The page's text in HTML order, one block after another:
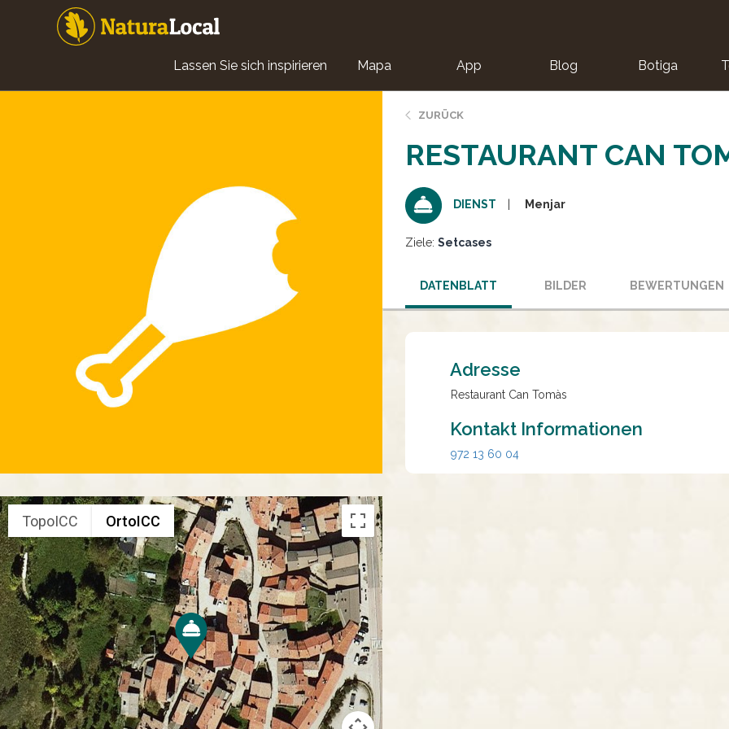
Main
navigation
Lassen Sie sich inspirieren Mapa App Blog Botiga
TopoICC OrtoICC
ZURÜCK
RESTAURANT CAN
DIENST Menjar
Ziele: Setcases
DATENBLATT BILDER BEWERTUNGEN
Adresse
Restaurant Can Tomàs
Kontakt Informationen
972 13 60 04